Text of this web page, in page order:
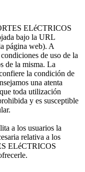
ELéCTRICOS
bajo la URL
página web). A
de uso de la
de la misma. La
la condición de
una atenta
toda utilización
y es susceptible
a los usuarios la
relativa a los
ELéCTRICOS